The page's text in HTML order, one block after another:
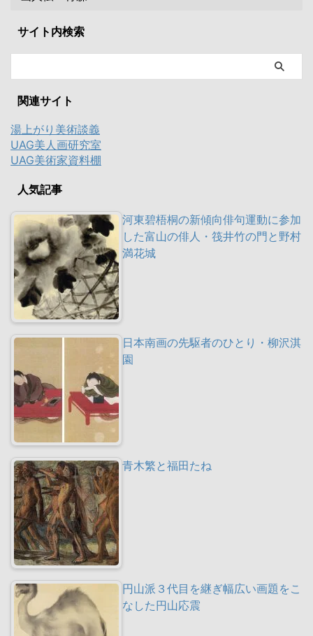
サイト内検索
関連サイト
湯上がり美術談義
UAG美人画研究室
UAG美術家資料棚
人気記事
河東碧梧桐の新傾向俳句運動に参加
した富山の俳人・筏井竹の門と野村
満花城
日本南画の先駆者のひとり・柳沢淇
園
青木繁と福田たね
円山派３代目を継ぎ幅広い画題をこ
なした円山応震